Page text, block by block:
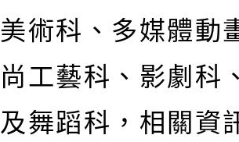
美術科、多媒體動
尚工藝科、影劇科
及舞蹈科，相關資